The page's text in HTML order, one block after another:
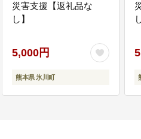
災害支援【返礼品な
し】
5,000円
熊本県 氷川町